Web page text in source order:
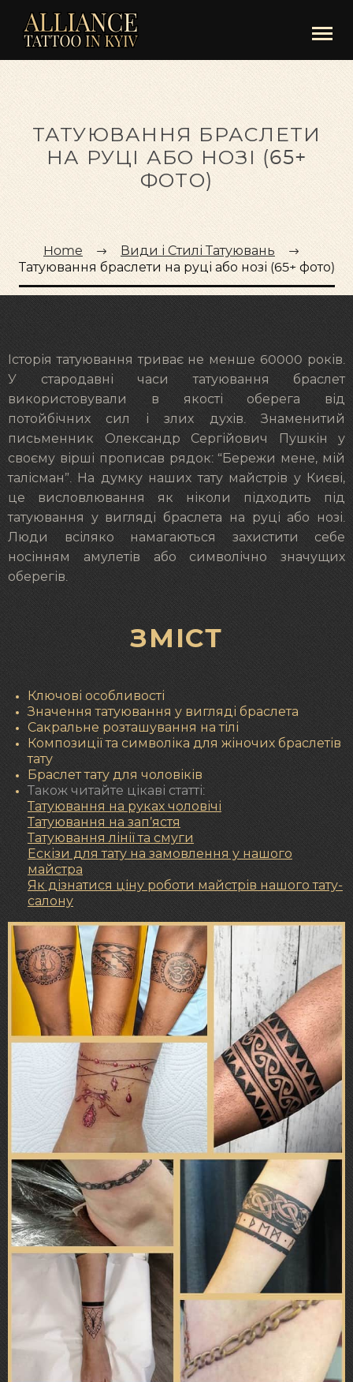
ТАТУЮВАННЯ БРАСЛЕТИ
НА РУЦІ АБО НОЗІ (65+
ФОТО)
Home
Види і Стилі Татуювань
Татуювання браслети на руці або нозі (65+ фото)
Історія татуювання триває не менше 60000 років.
У стародавні часи татуювання браслет
використовували в якості оберега від
потойбічних сил і злих духів. Знаменитий
письменник Олександр Сергійович Пушкін у
своєму вірші прописав рядок: “Бережи мене, мій
талісман”. На думку наших тату майстрів у Києві,
це висловлювання як ніколи підходить під
татуювання у вигляді браслета на руці або нозі.
Люди всіляко намагаються захистити себе
носінням амулетів або символічно значущих
оберегів.
ЗМІСТ
Ключові особливості
Значення татуювання у вигляді браслета
Сакральне розташування на тілі
Композиції та символіка для жіночих браслетів
тату
Браслет тату для чоловіків
Також читайте цікаві статті:
Татуювання на руках чоловічі
Татуювання на зап’ястя
Татуювання лінії та смуги
Ескізи для тату на замовлення у нашого
майстра
Як дізнатися ціну роботи майстрів нашого тату-
салону